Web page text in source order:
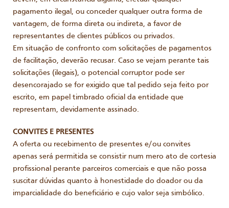
pagamento ilegal, ou conceder qualquer outra forma de
vantagem, de forma direta ou indireta, a favor de
representantes de clientes públicos ou privados.
Em situação de confronto com solicitações de pagamentos
de facilitação, deverão recusar. Caso se vejam perante tais
solicitações (ilegais), o potencial corruptor pode ser
desencorajado se for exigido que tal pedido seja feito por
escrito, em papel timbrado oficial da entidade que
representam, devidamente assinado.
CONVITES E PRESENTES
A oferta ou recebimento de presentes e/ou convites
apenas será permitida se consistir num mero ato de cortesia
profissional perante parceiros comerciais e que não possa
suscitar dúvidas quanto à honestidade do doador ou da
imparcialidade do beneficiário e cujo valor seja simbólico.